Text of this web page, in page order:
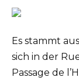
Es stammt
sich in der
Passage de